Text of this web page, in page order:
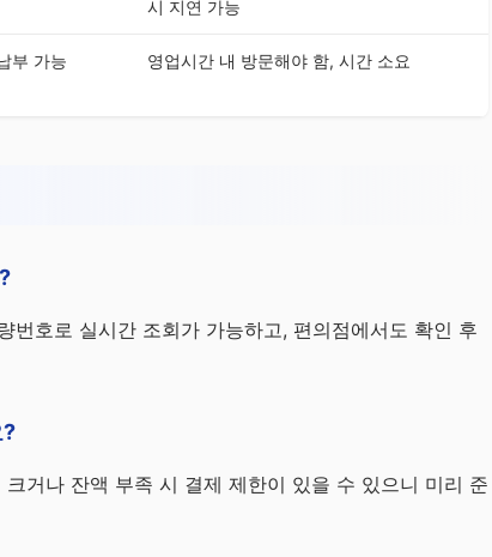
시 지연 가능
부 가능 영업시간 내 방문해야 함, 시간 소요
번호로 실시간 조회가 가능하고, 편의점에서도 확인 후
거나 잔액 부족 시 결제 제한이 있을 수 있으니 미리 준